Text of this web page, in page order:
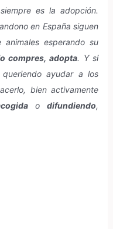
es la adopción.
en España siguen
esperando su
compres, adopta. Y si
ayudar a los
bien activamente
odifundiendo,